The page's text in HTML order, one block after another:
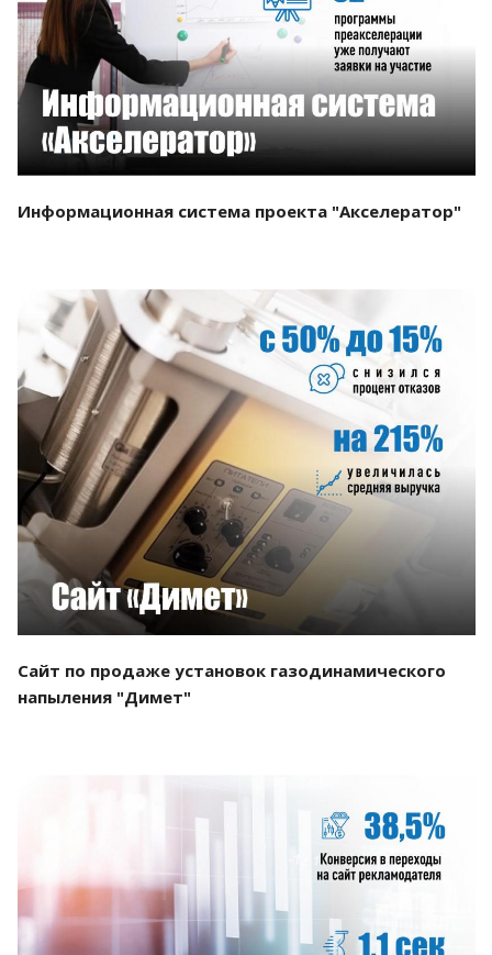
Смотреть проект
Информационная система проекта "Акселератор"
Смотреть проект
Сайт по продаже установок газодинамического
напыления "Димет"